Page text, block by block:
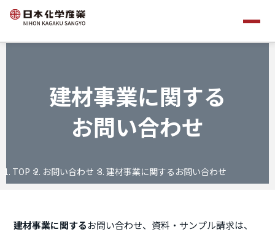
建材事業に関する
お問い合わせ
TOP お問い合わせ 建材事業に関するお問い合わせ
建材事業に関するお問い合わせ、資料・サンプル請求は、